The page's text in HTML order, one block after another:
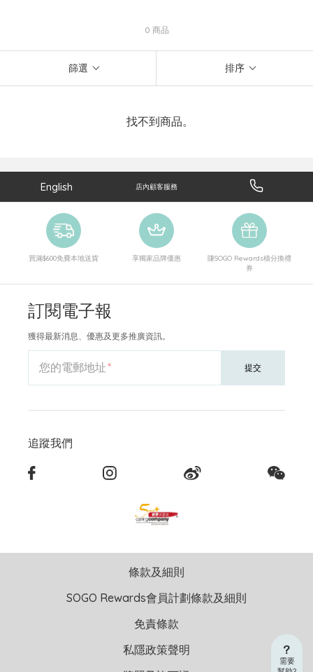
0 商品
篩選 排序
找不到商品。
需要
English 店內顧客服務
買滿$600免費本地送貨 享獨家品牌優惠
賺SOGO Rewards積分換禮
券
訂閱電子報
獲得最新消息、優惠及更多推廣資訊。
您的電郵地址 提交
追蹤我們
條款及細則
SOGO Rewards會員計劃條款及細則
免責條款
私隱政策聲明